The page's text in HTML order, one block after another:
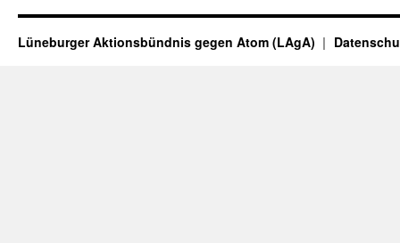
Lüneburger Aktionsbündnis gegen Atom (LAgA)